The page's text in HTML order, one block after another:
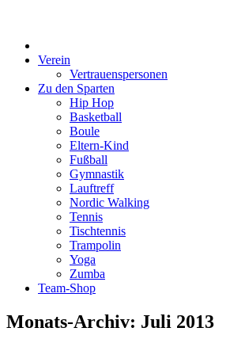
Verein
Vertrauenspersonen
Zu den Sparten
Hip Hop
Basketball
Boule
Eltern-Kind
Fußball
Gymnastik
Lauftreff
Nordic Walking
Tennis
Tischtennis
Trampolin
Yoga
Zumba
Team-Shop
Monats-Archiv: Juli 2013